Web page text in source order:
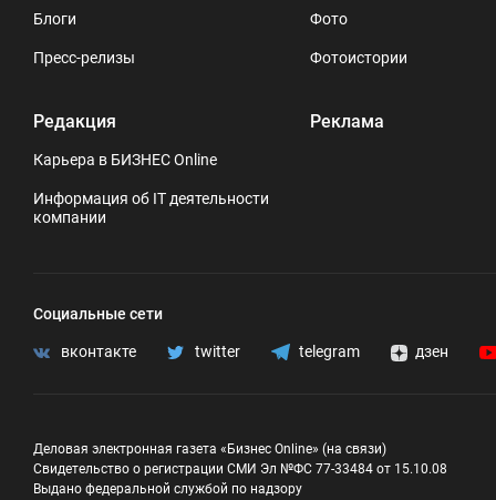
Блоги
Пресс-релизы
Редакция
Карьера в БИЗНЕС Online
Информация об IT деятельности
компании
Фото
Фотоистории
Реклама
Социальные сети
вконтакте twitter telegram дзен
Деловая электронная газета «Бизнес Online» (на связи)
Свидетельство о регистрации СМИ Эл №ФС 77-33484 от 15.10.08
Выдано федеральной службой по надзору